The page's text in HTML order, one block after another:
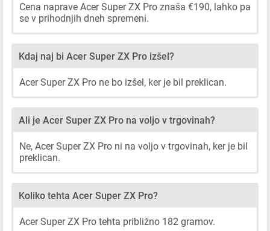
Cena naprave Acer Super ZX Pro znaša €190, lahko pa
se v prihodnjih dneh spremeni.
Kdaj naj bi Acer Super ZX Pro izšel?
Acer Super ZX Pro ne bo izšel, ker je bil preklican.
Ali je Acer Super ZX Pro na voljo v trgovinah?
Ne, Acer Super ZX Pro ni na voljo v trgovinah, ker je bil
preklican.
Koliko tehta Acer Super ZX Pro?
Acer Super ZX Pro tehta približno 182 gramov.